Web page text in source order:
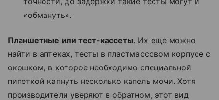
«обмануть».
Планшетные или тест-кассеты. Их еще можно
найти в аптеках, тесты в пластмассовом корпусе с
окошком, в которое необходимо специальной
пипеткой капнуть несколько капель мочи. Хотя
производители уверяют в обратном, этот вид